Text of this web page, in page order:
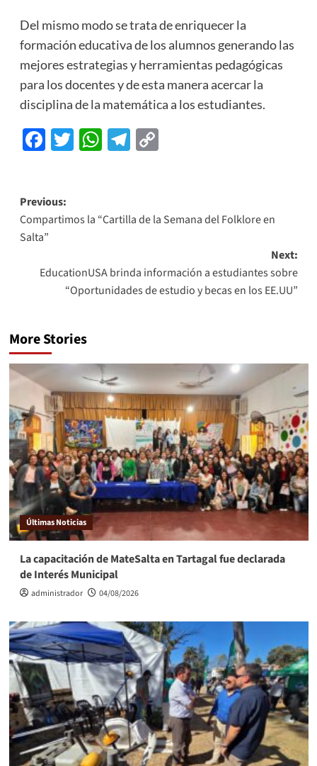
Del mismo modo se trata de enriquecer la
formación educativa de los alumnos generando las
mejores estrategias y herramientas pedagógicas
para los docentes y de esta manera acercar la
disciplina de la matemática a los estudiantes.
Facebook
Twitter
WhatsApp
Telegram
Copy
Previous:
Compartimos la “Cartilla de la Semana del Folklore en
Salta”
Next:
EducationUSA brinda información a estudiantes sobre
“Oportunidades de estudio y becas en los EE.UU”
More Stories
Últimas Noticias
La capacitación de MateSalta en Tartagal fue declarada
de Interés Municipal
administrador 04/08/2026